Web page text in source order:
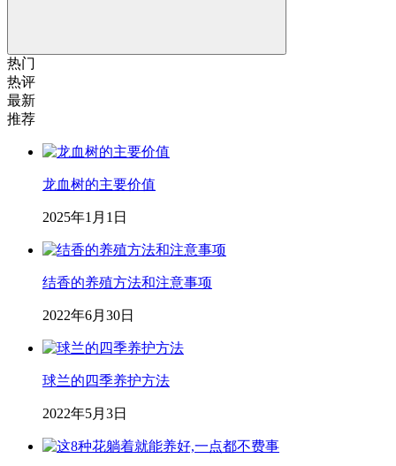
热门
热评
最新
推荐
龙血树的主要价值
2025年1月1日
结香的养殖方法和注意事项
2022年6月30日
球兰的四季养护方法
2022年5月3日